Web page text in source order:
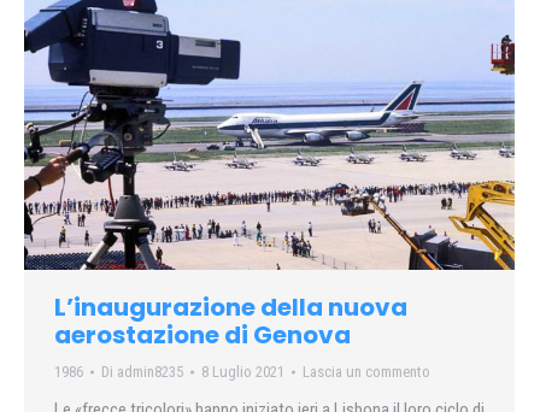
L’inaugurazione della nuova
aerostazione di Genova
1986 Di admin8235 8 Luglio 2021 Lascia un commento